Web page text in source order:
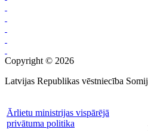
Copyright © 2026
Latvijas Republikas vēstniecība
Ārlietu ministrijas vispārējā
privātuma politika